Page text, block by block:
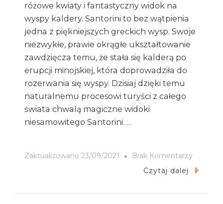
różowe kwiaty i fantastyczny widok na
wyspy kaldery. Santorini to bez wątpienia
jedna z piękniejszych greckich wysp. Swoje
niezwykłe, prawie okrągłe ukształtowanie
zawdzięcza temu, że stała się kalderą po
erupcji minojskiej, która doprowadziła do
rozerwania się wyspy. Dzisiaj dzięki temu
naturalnemu procesowi turyści z całego
świata chwalą magiczne widoki
niesamowitego Santorini. …
Zaktualizowano 23/09/2021 Brak KomentarzyDo
Czytaj dalej